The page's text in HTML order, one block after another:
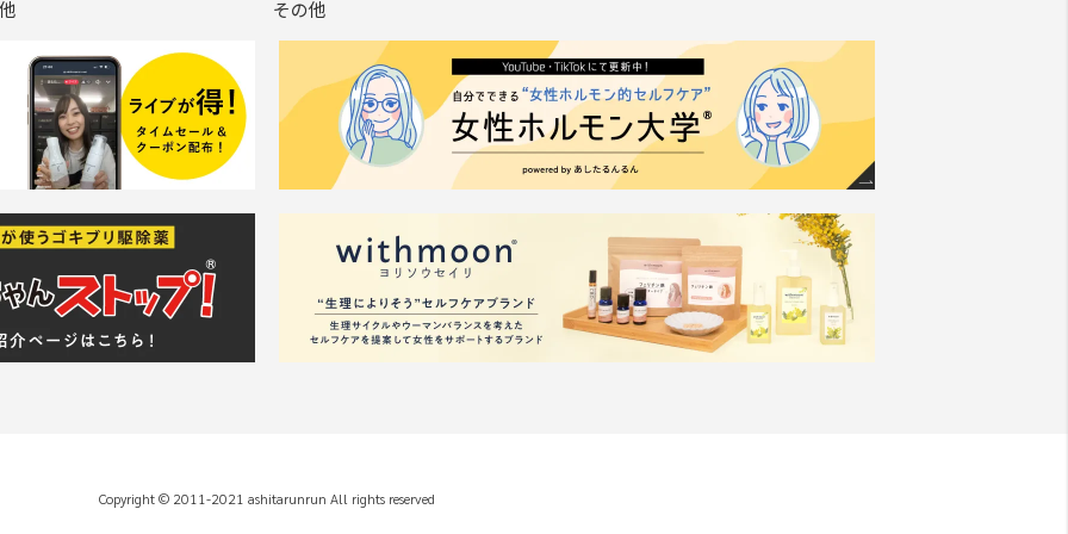
その他
Copyright © 2011-2021 ashitarunrun All rights reserved